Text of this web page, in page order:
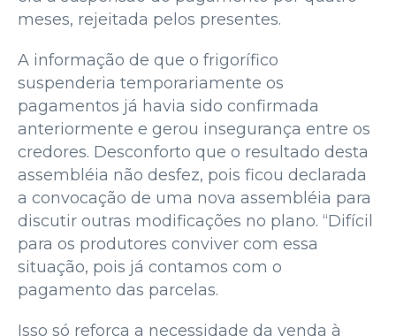
meses, rejeitada pelos presentes.
A informação de que o frigorífico
suspenderia temporariamente os
pagamentos já havia sido confirmada
anteriormente e gerou insegurança entre os
credores. Desconforto que o resultado desta
assembléia não desfez, pois ficou declarada
a convocação de uma nova assembléia para
discutir outras modificações no plano. “Difícil
para os produtores conviver com essa
situação, pois já contamos com o
pagamento das parcelas.
Isso só reforça a necessidade da venda à